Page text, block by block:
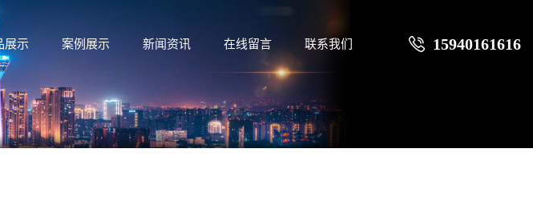
展示 案例展示 新闻资讯 在线留言 联系我们 15940161616